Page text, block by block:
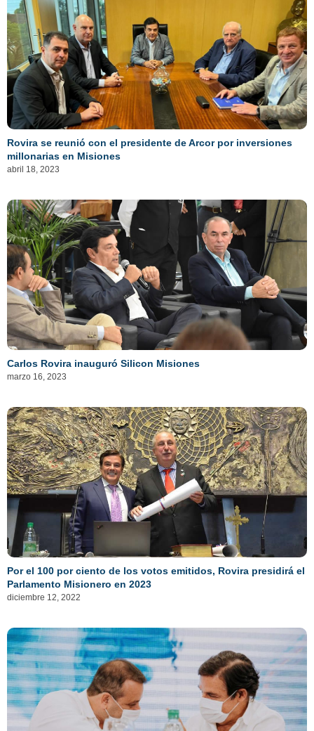
Rovira se reunió con el presidente de Arcor por inversiones
millonarias en Misiones
abril 18, 2023
Carlos Rovira inauguró Silicon Misiones
marzo 16, 2023
Por el 100 por ciento de los votos emitidos, Rovira presidirá el
Parlamento Misionero en 2023
diciembre 12, 2022